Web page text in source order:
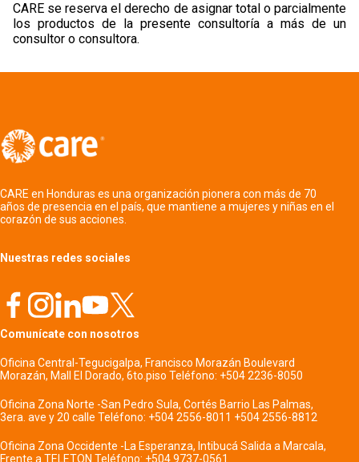
CARE se reserva el derecho de asignar total o parcialmente
los productos de la presente consultoría a más de un
consultor o consultora.
CARE en Honduras es una organización pionera con más de 70
años de presencia en el país, que mantiene a mujeres y niñas en el
corazón de sus acciones.
Nuestras redes sociales
Comunícate con nosotros
Oficina Central-Tegucigalpa, Francisco Morazán Boulevard
Morazán, Mall El Dorado, 6to.piso Teléfono: +504 2236-8050
Oficina Zona Norte -San Pedro Sula, Cortés Barrio Las Palmas,
3era. ave y 20 calle Teléfono: +504 2556-8011 +504 2556-8812
Oficina Zona Occidente -La Esperanza, Intibucá Salida a Marcala,
Frente a TELETON Teléfono: +504 9737-0561